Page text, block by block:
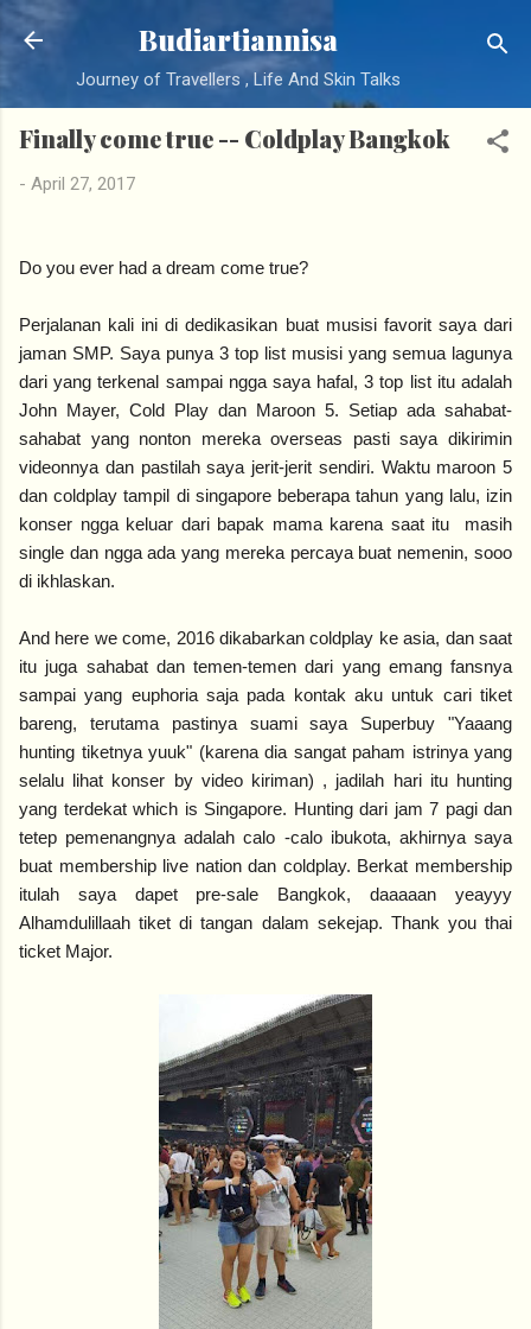
Langsung ke konten utama
Budiartiannisa
Journey of Travellers , Life And Skin Talks
Finally come true -- Coldplay Bangkok
- April 27, 2017
Do you ever had a dream come true?
Perjalanan kali ini di dedikasikan buat musisi favorit saya dari
jaman SMP. Saya punya 3 top list musisi yang semua lagunya
dari yang terkenal sampai ngga saya hafal, 3 top list itu adalah
John Mayer, Cold Play dan Maroon 5. Setiap ada sahabat-
sahabat yang nonton mereka overseas pasti saya dikirimin
videonnya dan pastilah saya jerit-jerit sendiri. Waktu maroon 5
dan coldplay tampil di singapore beberapa tahun yang lalu, izin
konser ngga keluar dari bapak mama karena saat itu masih
single dan ngga ada yang mereka percaya buat nemenin, sooo
di ikhlaskan.
And here we come, 2016 dikabarkan coldplay ke asia, dan saat
itu juga sahabat dan temen-temen dari yang emang fansnya
sampai yang euphoria saja pada kontak aku untuk cari tiket
bareng, terutama pastinya suami saya Superbuy "Yaaang
hunting tiketnya yuuk" (karena dia sangat paham istrinya yang
selalu lihat konser by video kiriman) , jadilah hari itu hunting
yang terdekat which is Singapore. Hunting dari jam 7 pagi dan
tetep pemenangnya adalah calo -calo ibukota, akhirnya saya
buat membership live nation dan coldplay. Berkat membership
itulah saya dapet pre-sale Bangkok, daaaaan yeayyy
Alhamdulillaah tiket di tangan dalam sekejap. Thank you thai
ticket Major.